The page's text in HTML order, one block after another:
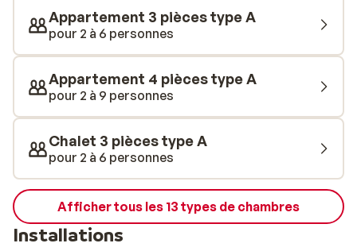
sportives parfaites. La grande salle à manger est
l'endroit idéal pour un petit déjeuner copieux et un
délicieux dîner. Le soir, vous pourrez vous détendre
des jeux de société avec vos enfants. L'établissement
comprend un centre de bien-être avec sauna et
hammam, mais aussi une salle de sport et un parking.
Bon séjour!
Appartement 3 pièces type A
pour 2 à 6 personnes
Appartement 4 pièces type A
pour 2 à 9 personnes
Chalet 3 pièces type A
pour 2 à 6 personnes
Afficher tous les 13 types de chambres
Installations